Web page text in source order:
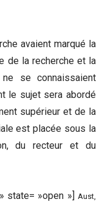
avaient marqué la
de la recherche et la
se connaissaient
le sujet sera abordé
supérieur et de la
est placée sous la
du recteur et du
state= »open »] Aust,